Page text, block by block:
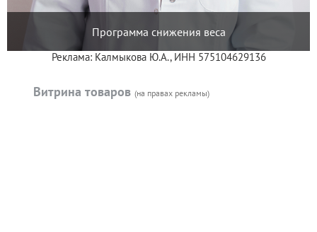
Программа снижения веса
Реклама: Калмыкова Ю.А., ИНН 575104629136
Витрина товаров (на правах рекламы)